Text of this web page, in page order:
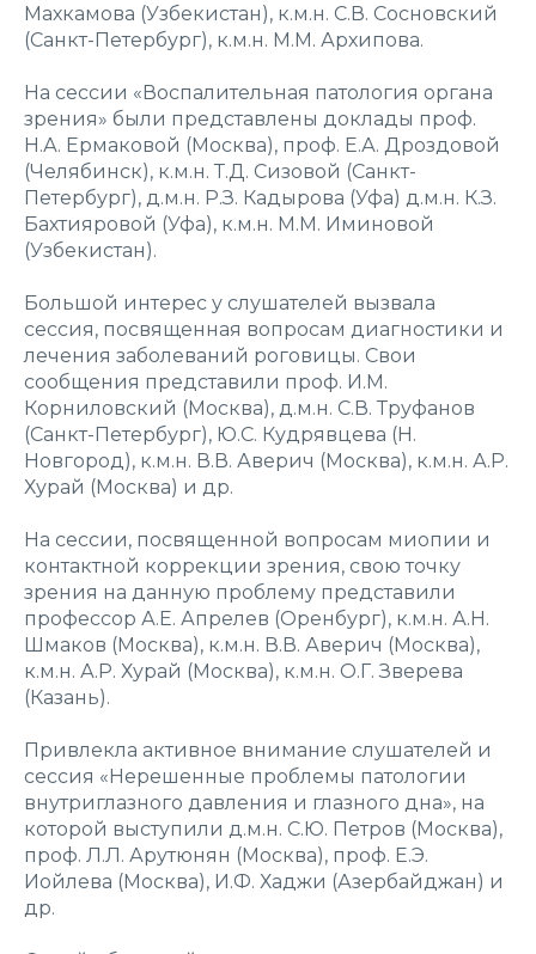
Махкамова (Узбекистан), к.м.н. С.В. Сосновский
(Санкт-Петербург), к.м.н. М.М. Архипова.
На сессии «Воспалительная патология органа
зрения» были представлены доклады проф.
Н.А. Ермаковой (Москва), проф. Е.А. Дроздовой
(Челябинск), к.м.н. Т.Д. Сизовой (Санкт-
Петербург), д.м.н. Р.З. Кадырова (Уфа) д.м.н. К.З.
Бахтияровой (Уфа), к.м.н. М.М. Иминовой
(Узбекистан).
Большой интерес у слушателей вызвала
сессия, посвященная вопросам диагностики и
лечения заболеваний роговицы. Свои
сообщения представили проф. И.М.
Корниловский (Москва), д.м.н. С.В. Труфанов
(Санкт-Петербург), Ю.С. Кудрявцева (Н.
Новгород), к.м.н. В.В. Аверич (Москва), к.м.н. А.Р.
Хурай (Москва) и др.
На сессии, посвященной вопросам миопии и
контактной коррекции зрения, свою точку
зрения на данную проблему представили
профессор А.Е. Апрелев (Оренбург), к.м.н. А.Н.
Шмаков (Москва), к.м.н. В.В. Аверич (Москва),
к.м.н. А.Р. Хурай (Москва), к.м.н. О.Г. Зверева
(Казань).
Привлекла активное внимание слушателей и
сессия «Нерешенные проблемы патологии
внутриглазного давления и глазного дна», на
которой выступили д.м.н. С.Ю. Петров (Москва),
проф. Л.Л. Арутюнян (Москва), проф. Е.Э.
Иойлева (Москва), И.Ф. Хаджи (Азербайджан) и
др.